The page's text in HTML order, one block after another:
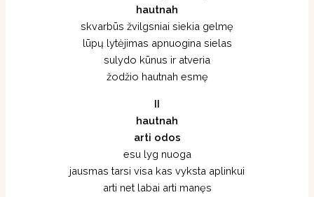
hautnah
skvarbūs žvilgsniai siekia gelmę
lūpų lytėjimas apnuogina sielas
sulydo kūnus ir atveria
žodžio hautnah esmę
II
hautnah
arti odos
esu lyg nuoga
jausmas tarsi visa kas vyksta aplinkui
arti net labai arti manęs